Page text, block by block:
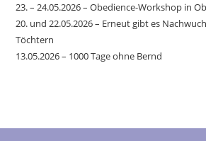
23. – 24.05.2026 – Obedience-Workshop in
20. und 22.05.2026 – Erneut gibt es
Töchtern
13.05.2026 – 1000 Tage ohne Bernd